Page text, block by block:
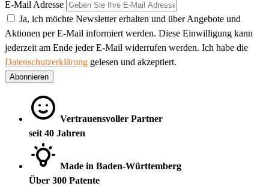
E-Mail Adresse
Ja, ich möchte Newsletter erhalten und über Angebote und
Aktionen per E-Mail informiert werden. Diese Einwilligung kann
jederzeit am Ende jeder E-Mail widerrufen werden. Ich habe die
Datenschutzerklärung gelesen und akzeptiert.
Abonnieren
Vertrauensvoller Partner
seit 40 Jahren
Made in Baden-Württemberg
Über 300 Patente